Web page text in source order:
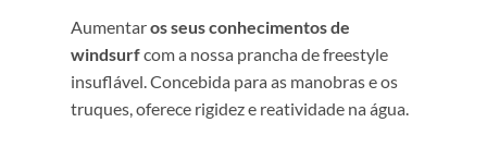
Aumentaros seus conhecimentos de
windsurfcom a nossa prancha de freestyle
insuflável. Concebida para as manobras e os
truques, oferece rigidez e reatividade na água.